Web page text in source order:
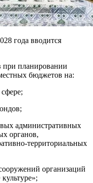
года вводится
при планировании
бюджетов на:
административных
органов,
территориальных
организаций